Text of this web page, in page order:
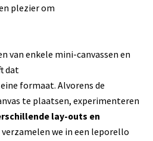
plezier om
van enkele mini-canvassen en
dat
formaat. Alvorens de
te plaatsen, experimenteren
lay-outs en
verzamelen we in een leporello